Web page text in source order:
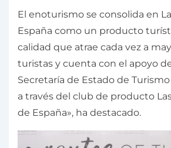
El enoturismo se consolida en
España como un producto
calidad que atrae cada vez a
turistas y cuenta con el apoyo
Secretaría de Estado de Turismo
a través del club de producto
de España», ha destacado.